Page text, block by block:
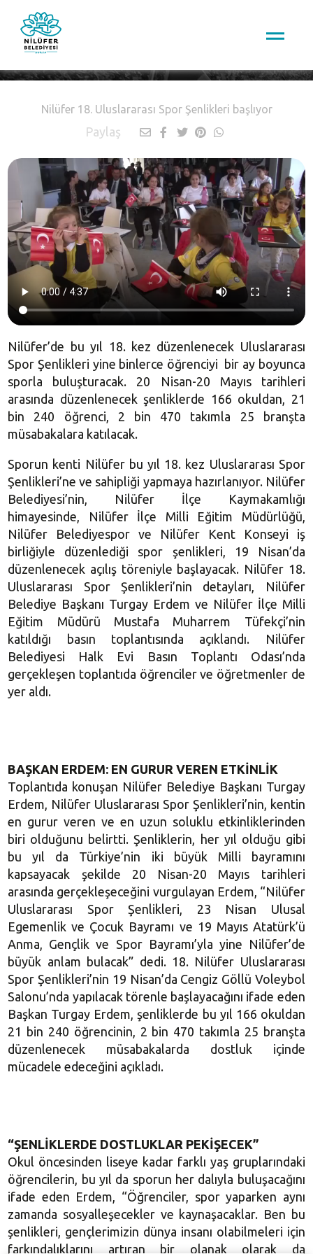
Nilüfer 18. Uluslararası Spor Şenlikleri başlıyor
Paylaş
Nilüfer’de bu yıl 18. kez düzenlenecek Uluslararası
Spor Şenlikleri yine binlerce öğrenciyi bir ay boyunca
sporla buluşturacak. 20 Nisan-20 Mayıs tarihleri
arasında düzenlenecek şenliklerde 166 okuldan, 21
bin 240 öğrenci, 2 bin 470 takımla 25 branşta
müsabakalara katılacak.
Sporun kenti Nilüfer bu yıl 18. kez Uluslararası Spor
Şenlikleri’ne ve sahipliği yapmaya hazırlanıyor. Nilüfer
Belediyesi’nin, Nilüfer İlçe Kaymakamlığı
himayesinde, Nilüfer İlçe Milli Eğitim Müdürlüğü,
Nilüfer Belediyespor ve Nilüfer Kent Konseyi iş
birliğiyle düzenlediği spor şenlikleri, 19 Nisan’da
düzenlenecek açılış töreniyle başlayacak. Nilüfer 18.
Uluslararası Spor Şenlikleri’nin detayları, Nilüfer
Belediye Başkanı Turgay Erdem ve Nilüfer İlçe Milli
Eğitim Müdürü Mustafa Muharrem Tüfekçi’nin
katıldığı basın toplantısında açıklandı. Nilüfer
Belediyesi Halk Evi Basın Toplantı Odası’nda
gerçekleşen toplantıda öğrenciler ve öğretmenler de
yer aldı.
BAŞKAN ERDEM: EN GURUR VEREN ETKİNLİK
Toplantıda konuşan Nilüfer Belediye Başkanı Turgay
Erdem, Nilüfer Uluslararası Spor Şenlikleri’nin, kentin
en gurur veren ve en uzun soluklu etkinliklerinden
biri olduğunu belirtti. Şenliklerin, her yıl olduğu gibi
bu yıl da Türkiye’nin iki büyük Milli bayramını
kapsayacak şekilde 20 Nisan-20 Mayıs tarihleri
arasında gerçekleşeceğini vurgulayan Erdem, “Nilüfer
Uluslararası Spor Şenlikleri, 23 Nisan Ulusal
Egemenlik ve Çocuk Bayramı ve 19 Mayıs Atatürk’ü
Anma, Gençlik ve Spor Bayramı’yla yine Nilüfer’de
büyük anlam bulacak” dedi. 18. Nilüfer Uluslararası
Spor Şenlikleri’nin 19 Nisan’da Cengiz Göllü Voleybol
Salonu’nda yapılacak törenle başlayacağını ifade eden
Başkan Turgay Erdem, şenliklerde bu yıl 166 okuldan
21 bin 240 öğrencinin, 2 bin 470 takımla 25 branşta
düzenlenecek müsabakalarda dostluk içinde
mücadele edeceğini açıkladı.
“ŞENLİKLERDE DOSTLUKLAR PEKİŞECEK”
Okul öncesinden liseye kadar farklı yaş gruplarındaki
öğrencilerin, bu yıl da sporun her dalıyla buluşacağını
ifade eden Erdem, “Öğrenciler, spor yaparken aynı
zamanda sosyalleşecekler ve kaynaşacaklar. Ben bu
şenlikleri, gençlerimizin dünya insanı olabilmeleri için
farkındalıklarını artıran bir olanak olarak da